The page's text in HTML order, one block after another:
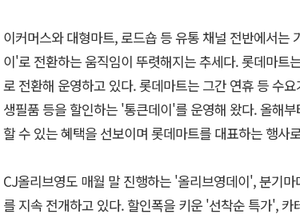
이커머스와 대형마트, 로드숍 등 유통 채널 전반에서는
이'로 전환하는 움직임이 뚜렷해지는 추세다. 롯데마트
로 전환해 운영하고 있다. 롯데마트는 그간 연휴 등 수
생필품 등을 할인하는 '통큰데이'를 운영해 왔다. 올해
할 수 있는 혜택을 선보이며 롯데마트를 대표하는 행사
CJ올리브영도 매월 말 진행하는 '올리브영데이', 분기
를 지속 전개하고 있다. 할인폭을 키운 '선착순 특가',